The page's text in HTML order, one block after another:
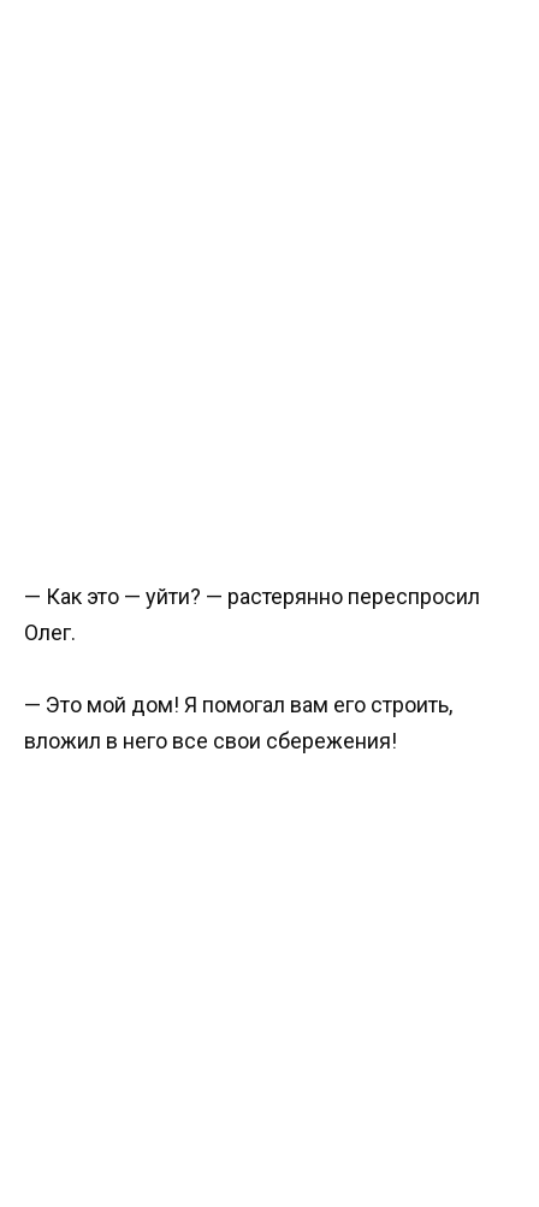
— Как это — уйти? — растерянно переспросил
Олег.
— Это мой дом! Я помогал вам его строить,
вложил в него все свои сбережения!